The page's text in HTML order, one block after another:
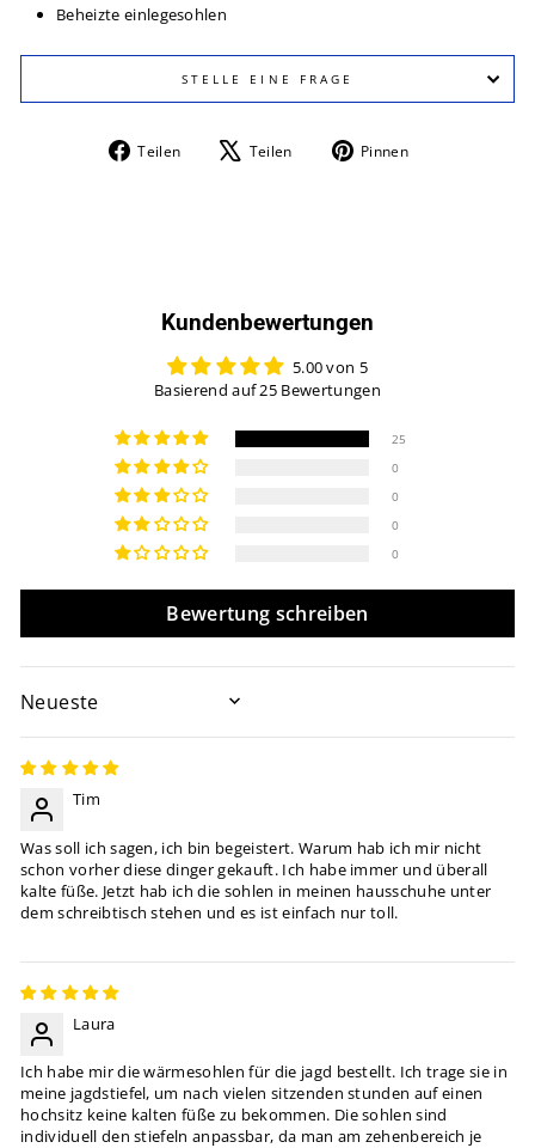
Beheizte einlegesohlen
STELLE EINE FRAGE
Teilen
Auf
Teilen
Auf
Pinnen
Kundenbewertungen
5.00 von 5
Basierend auf 25 Bewertungen
25
0
0
0
0
Bewertung schreiben
SORT BY
Tim
Was soll ich sagen, ich bin begeistert. Warum hab ich mir nicht
schon vorher diese dinger gekauft. Ich habe immer und überall
kalte füße. Jetzt hab ich die sohlen in meinen hausschuhe unter
dem schreibtisch stehen und es ist einfach nur toll.
Laura
Ich habe mir die wärmesohlen für die jagd bestellt. Ich trage sie in
meine jagdstiefel, um nach vielen sitzenden stunden auf einen
hochsitz keine kalten füße zu bekommen. Die sohlen sind
individuell den stiefeln anpassbar, da man am zehenbereich je